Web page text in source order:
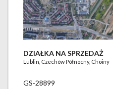
DZIAŁKA NA SPRZEDAŻ
Lublin, Czechów Północny, Choiny
GS-28899